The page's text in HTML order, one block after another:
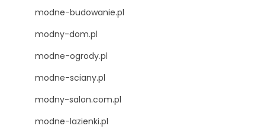
modne-budowanie.pl
modny-dom.pl
modne-ogrody.pl
modne-sciany.pl
modny-salon.com.pl
modne-lazienki.pl